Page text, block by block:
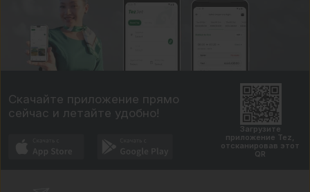
Скачайте приложение прямо
сейчас и летайте удобно!
Загрузите
приложение Tez,
отсканировав этот
QR